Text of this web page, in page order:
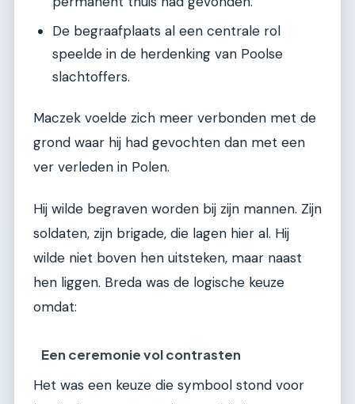
De begraafplaats al een centrale rol
speelde in de herdenking van Poolse
slachtoffers.
Maczek voelde zich meer verbonden met de
grond waar hij had gevochten dan met een
ver verleden in Polen.
Hij wilde begraven worden bij zijn mannen. Zijn
soldaten, zijn brigade, die lagen hier al. Hij
wilde niet boven hen uitsteken, maar naast
hen liggen. Breda was de logische keuze
omdat:
Een ceremonie vol contrasten
Het was een keuze die symbool stond voor